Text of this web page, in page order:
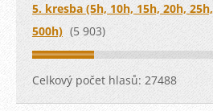
5. kresba (5h, 10h, 15h, 20h,
500h) (5 903)
Celkový počet hlasů: 27488